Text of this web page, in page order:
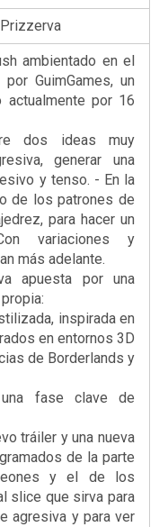
ambientado en el
GuimGames, un
actualmente por 16
dos ideas muy
generar una
y tenso. - En la
de los patrones de
para hacer un
variaciones y
más adelante.
apuesta por una
inspirada en
en entornos 3D
de Borderlands y
fase clave de
tráiler y una nueva
de la parte
y el de los
slice que sirva para
agresiva y para ver